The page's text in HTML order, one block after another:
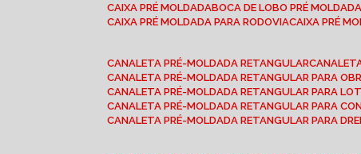
CAIXA PRÉ MOLDADA BOCA DE LOBO PRÉ
CAIXA PRÉ MOLDADA PARA RODOVIA CAIXA PRÉ
CANALETA PRÉ-MOLDADA RETANGULAR
CANALETA PRÉ-MOLDADA RETANGULAR PARA
CANALETA PRÉ-MOLDADA RETANGULAR PARA
CANALETA PRÉ-MOLDADA RETANGULAR PARA
CANALETA PRÉ-MOLDADA RETANGULAR PARA